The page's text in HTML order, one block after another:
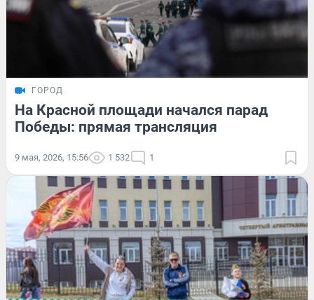
ГОРОД
На Красной площади начался парад
Победы: прямая трансляция
9 мая, 2026, 15:56 1 532 1